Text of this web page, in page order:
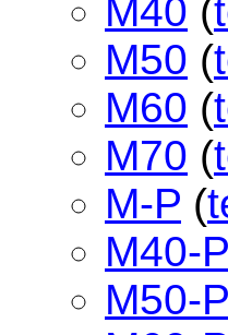
M40 (
M50 (
M60 (
M70 (
M-P (
M40-P
M50-P